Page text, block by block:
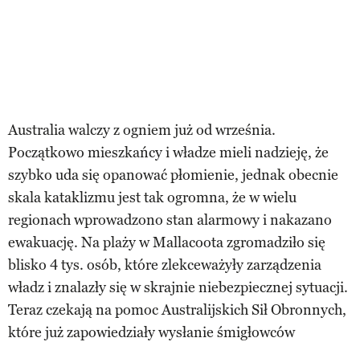
Australia walczy z ogniem już od września.
Początkowo mieszkańcy i władze mieli nadzieję, że
szybko uda się opanować płomienie, jednak obecnie
skala kataklizmu jest tak ogromna, że w wielu
regionach wprowadzono stan alarmowy i nakazano
ewakuację. Na plaży w Mallacoota zgromadziło się
blisko 4 tys. osób, które zlekceważyły zarządzenia
władz i znalazły się w skrajnie niebezpiecznej sytuacji.
Teraz czekają na pomoc Australijskich Sił Obronnych,
które już zapowiedziały wysłanie śmigłowców